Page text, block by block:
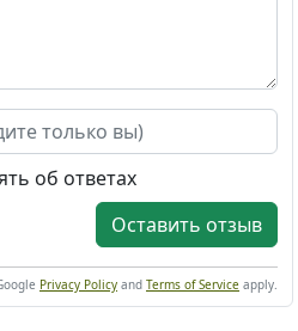
об ответах
Оставить отзыв
Privacy Policy and Terms of Service apply.